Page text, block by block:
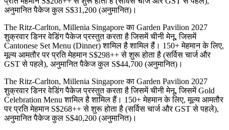
अनुमानित पैकेज कुल S$31,200 (अनुमानित)।
The Ritz-Carlton, Millenia Singapore का Garden Pavilion 2027
शुक्रवार डिनर वेडिंग पैकेज प्रस्तुत करता है जिसमें चीनी मेनू, जिसमें
Cantonese Set Menu (Dinner) शामिल है शामिल हैं। 150+ मेहमान के लिए,
मूल्य आमतौर पर प्रति मेहमान S$298++ से शुरू होता है (सर्विस चार्ज और
GST से पहले), अनुमानित पैकेज कुल S$44,700 (अनुमानित)।
The Ritz-Carlton, Millenia Singapore का Garden Pavilion 2027
शुक्रवार डिनर वेडिंग पैकेज प्रस्तुत करता है जिसमें चीनी मेनू, जिसमें Gold
Celebration Menu शामिल है शामिल हैं। 150+ मेहमान के लिए, मूल्य आमतौर
पर प्रति मेहमान S$268++ से शुरू होता है (सर्विस चार्ज और GST से पहले),
अनुमानित पैकेज कुल S$40,200 (अनुमानित)।